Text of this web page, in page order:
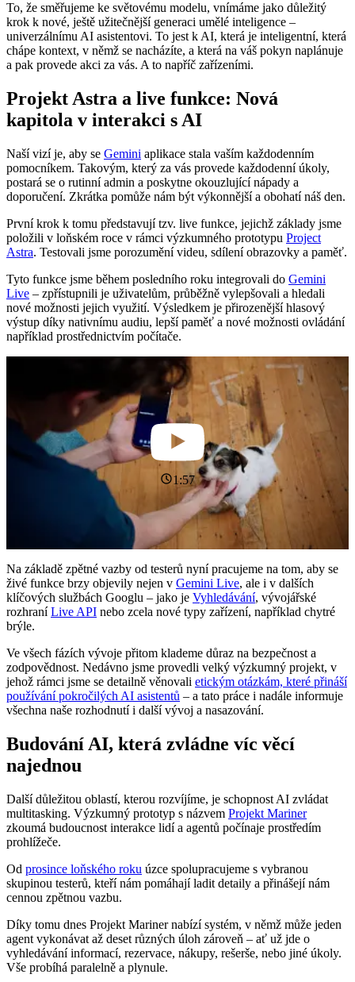
To, že směřujeme ke světovému modelu, vnímáme jako důležitý
krok k nové, ještě užitečnější generaci umělé inteligence –
univerzálnímu AI asistentovi. To jest k AI, která je inteligentní, která
chápe kontext, v němž se nacházíte, a která na váš pokyn naplánuje
a pak provede akci za vás. A to napříč zařízeními.
Projekt Astra a live funkce: Nová
kapitola v interakci s AI
Naší vizí je, aby se Gemini aplikace stala vaším každodenním
pomocníkem. Takovým, který za vás provede každodenní úkoly,
postará se o rutinní admin a poskytne okouzlující nápady a
doporučení. Zkrátka pomůže nám být výkonnější a obohatí náš den.
První krok k tomu představují tzv. live funkce, jejichž základy jsme
položili v loňském roce v rámci výzkumného prototypu Project
Astra. Testovali jsme porozumění videu, sdílení obrazovky a paměť.
Tyto funkce jsme během posledního roku integrovali do Gemini
Live – zpřístupnili je uživatelům, průběžně vylepšovali a hledali
nové možnosti jejich využití. Výsledkem je přirozenější hlasový
výstup díky nativnímu audiu, lepší paměť a nové možnosti ovládání
například prostřednictvím počítače.
1:57
Na základě zpětné vazby od testerů nyní pracujeme na tom, aby se
živé funkce brzy objevily nejen v Gemini Live, ale i v dalších
klíčových službách Googlu – jako je Vyhledávání, vývojářské
rozhraníLive API nebo zcela nové typy zařízení, například chytré
brýle.
Ve všech fázích vývoje přitom klademe důraz na bezpečnost a
zodpovědnost. Nedávno jsme provedli velký výzkumný projekt, v
jehož rámci jsme se detailně věnovali etickým otázkám, které přináší
používání pokročilých AI asistentů – a tato práce i nadále informuje
všechna naše rozhodnutí i další vývoj a nasazování.
Budování AI, která zvládne víc věcí
najednou
Další důležitou oblastí, kterou rozvíjíme, je schopnost AI zvládat
multitasking. Výzkumný prototyp s názvem Projekt Mariner
zkoumá budoucnost interakce lidí a agentů počínaje prostředím
prohlížeče.
Od prosince loňského roku úzce spolupracujeme s vybranou
skupinou testerů, kteří nám pomáhají ladit detaily a přinášejí nám
cennou zpětnou vazbu.
Díky tomu dnes Projekt Mariner nabízí systém, v němž může jeden
agent vykonávat až deset různých úloh zároveň – ať už jde o
vyhledávání informací, rezervace, nákupy, rešerše, nebo jiné úkoly.
Vše probíhá paralelně a plynule.